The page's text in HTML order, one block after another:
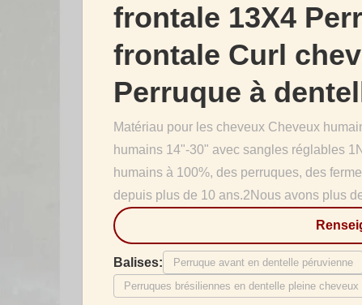
frontale 13X4
frontale Curl
Perruque à
Matériau pour les cheveux Cheveux
humains 14"-30" avec sangles réglables
humains à 100%, des perruques, des
depuis plus de 10 ans.2Nous avons plus
Balises: Perruque avant en dentelle péruvienne
Perruques brésiliennes en dentelle pleine cheveux